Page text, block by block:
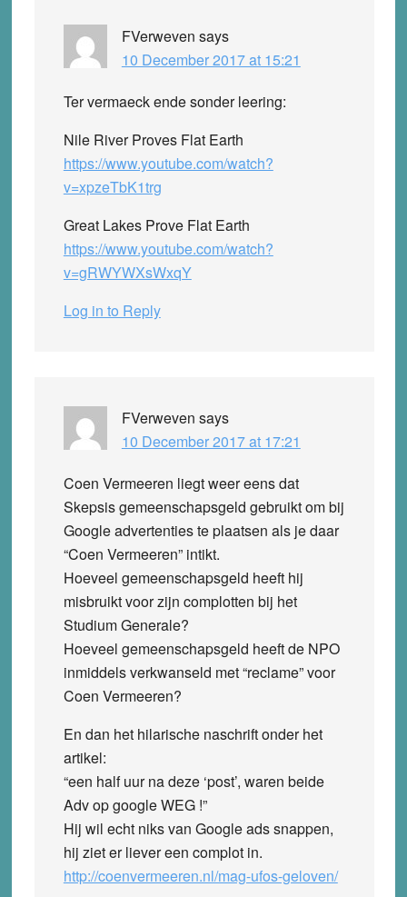
FVerweven says
10 December 2017 at 15:21
Ter vermaeck ende sonder leering:
Nile River Proves Flat Earth
https://www.youtube.com/watch?
v=xpzeTbK1trg
Great Lakes Prove Flat Earth
https://www.youtube.com/watch?
v=gRWYWXsWxqY
Log in to Reply
FVerweven says
10 December 2017 at 17:21
Coen Vermeeren liegt weer eens dat
Skepsis gemeenschapsgeld gebruikt om bij
Google advertenties te plaatsen als je daar
“Coen Vermeeren” intikt.
Hoeveel gemeenschapsgeld heeft hij
misbruikt voor zijn complotten bij het
Studium Generale?
Hoeveel gemeenschapsgeld heeft de NPO
inmiddels verkwanseld met “reclame” voor
Coen Vermeeren?
En dan het hilarische naschrift onder het
artikel:
“een half uur na deze ‘post’, waren beide
Adv op google WEG !”
Hij wil echt niks van Google ads snappen,
hij ziet er liever een complot in.
http://coenvermeeren.nl/mag-ufos-geloven/